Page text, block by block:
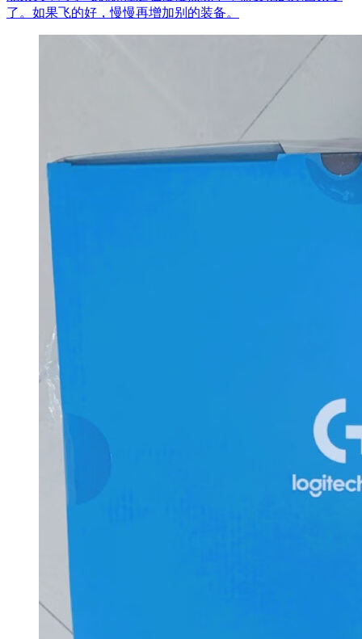
了。如果飞的好，慢慢再增加别的装备。